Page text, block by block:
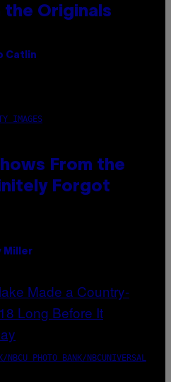
the Originals
Catlin
IMAGES
From the
Forgot
Miller
PHOTO BANK/NBCUNIVERSAL